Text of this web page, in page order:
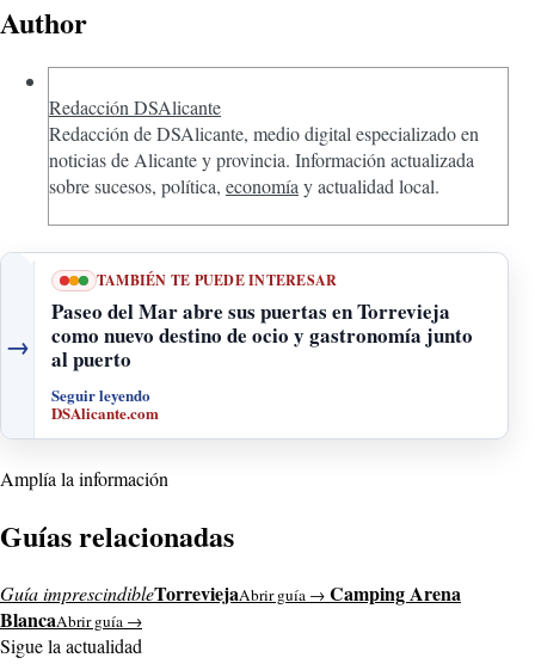
Author
Redacción DSAlicante
Redacción de DSAlicante, medio digital especializado en
noticias de Alicante y provincia. Información actualizada
sobre sucesos, política, economía y actualidad local.
→
TAMBIÉN TE PUEDE INTERESAR
Paseo del Mar abre sus puertas en Torrevieja
como nuevo destino de ocio y gastronomía junto
al puerto
Seguir leyendo
DSAlicante.com
Amplía la información
Guías relacionadas
Guía imprescindibleTorreviejaAbrir guía → Camping Arena
BlancaAbrir guía →
Sigue la actualidad